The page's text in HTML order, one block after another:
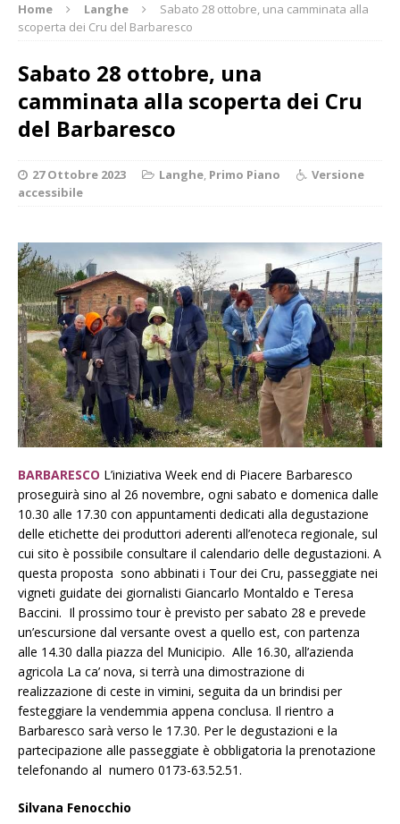
Home Langhe
Sabato 28 ottobre, una camminata alla
scoperta dei Cru del Barbaresco
Sabato 28 ottobre, una
camminata alla scoperta dei Cru
del Barbaresco
27 Ottobre 2023 Langhe, Primo Piano
Versione
accessibile
BARBARESCO L’iniziativa Week end di Piacere Barbaresco
proseguirà sino al 26 novembre, ogni sabato e domenica dalle
10.30 alle 17.30 con appuntamenti dedicati alla degustazione
delle etichette dei produttori aderenti all’enoteca regionale, sul
cui sito è possibile consultare il calendario delle degustazioni. A
questa proposta sono abbinati i Tour dei Cru, passeggiate nei
vigneti guidate dei giornalisti Giancarlo Montaldo e Teresa
Baccini. Il prossimo tour è previsto per sabato 28 e prevede
un’escursione dal versante ovest a quello est, con partenza
alle 14.30 dalla piazza del Municipio. Alle 16.30, all’azienda
agricola La ca’ nova, si terrà una dimostrazione di
realizzazione di ceste in vimini, seguita da un brindisi per
festeggiare la vendemmia appena conclusa. Il rientro a
Barbaresco sarà verso le 17.30. Per le degustazioni e la
partecipazione alle passeggiate è obbligatoria la prenotazione
telefonando al numero 0173-63.52.51.
Silvana Fenocchio